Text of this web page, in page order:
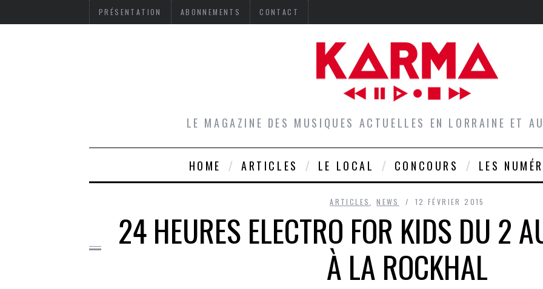
PRÉSENTATION ABONNEMENTS CONTACT
LE MAGAZINE DES MUSIQUES ACTUELLES EN LORRAINE ET
HOME ARTICLES LE LOCAL CONCOURS LES
ARTICLES ,NEWS 12 FÉVRIER 2015
24 HEURES ELECTRO FOR KIDS DU 2
À LA ROCKHAL